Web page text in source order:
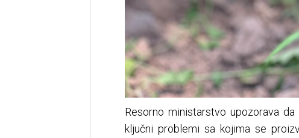
Resorno ministarstvo upozorava
ključni problemi sa kojima se